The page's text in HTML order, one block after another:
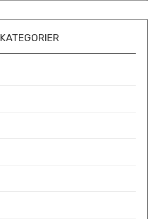
KATEGORIER